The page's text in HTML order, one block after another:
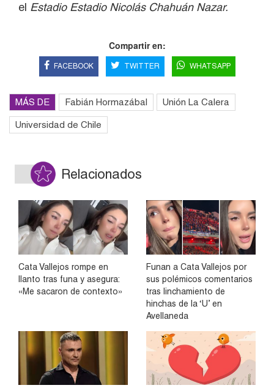
el Estadio Estadio Nicolás Chahuán Nazar.
Compartir en:
FACEBOOK TWITTER WHATSAPP
MÁS DE Fabián Hormazábal Unión La Calera
Universidad de Chile
Relacionados
Cata Vallejos rompe en
llanto tras funa y asegura:
«Me sacaron de contexto»
Funan a Cata Vallejos por
sus polémicos comentarios
tras linchamiento de
hinchas de la ‘U’ en
Avellaneda